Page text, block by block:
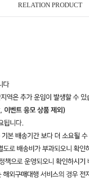
RELATION PRODUCT